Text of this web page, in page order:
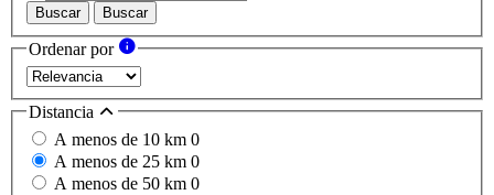
Buscar Buscar
Ordenar por
Distancia
A menos de 10 km 0
A menos de 25 km 0
A menos de 50 km 0